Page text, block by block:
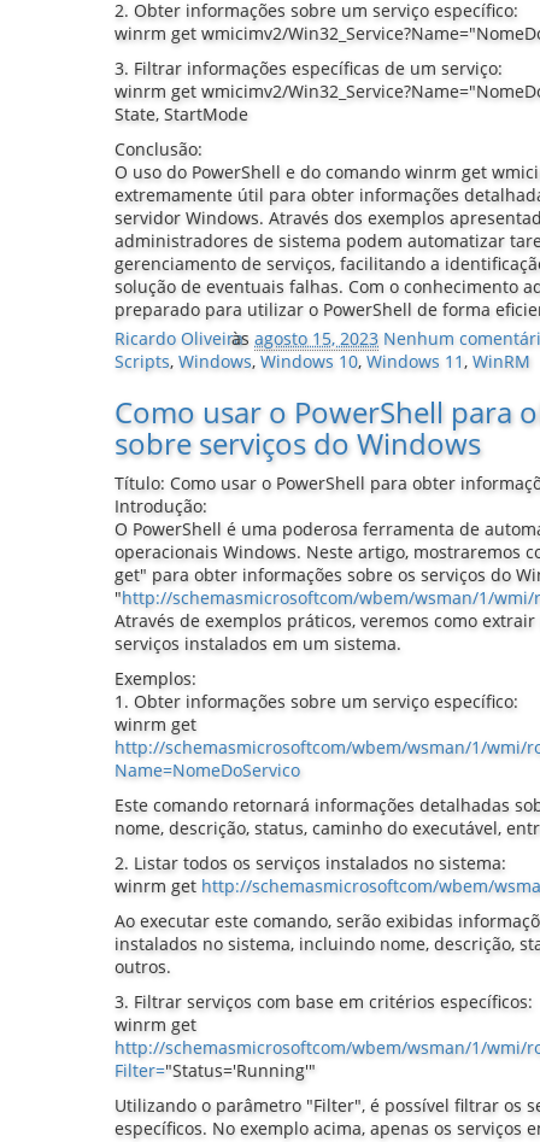
2. Obter informações sobre um serviço específico:
winrm get wmicimv2/
3. Filtrar informações específicas de um serviço:
winrm get wmicimv2/
State, StartMode
Conclusão:
O uso do PowerShell e do comando winrm get
extremamente útil para obter informações
servidor Windows. Através dos exemplos
administradores de sistema podem automatizar
gerenciamento de serviços, facilitando a
solução de eventuais falhas. Com o conhecimento
preparado para utilizar o PowerShell de forma
Ricardo Oliveira
às agosto 15, 2023 Nenhum
Scripts, Windows, Windows 10, Windows 11, WinRM
Como usar o PowerShell para
sobre serviços do Windows
Título: Como usar o PowerShell para obter
Introdução:
O PowerShell é uma poderosa ferramenta de
operacionais Windows. Neste artigo, mostraremos
get" para obter informações sobre os serviços do
"http://schemasmicrosoftcom/wbem/wsman/1/wmi/
Através de exemplos práticos, veremos como
serviços instalados em um sistema.
Exemplos:
1. Obter informações sobre um serviço específico:
winrm get
http://schemasmicrosoftcom/wbem/wsman/1/wmi/
Name=NomeDoServico
Este comando retornará informações detalhadas
nome, descrição, status, caminho do executável,
2. Listar todos os serviços instalados no sistema:
winrm get http://schemasmicrosoftcom/wbem/
Ao executar este comando, serão exibidas
instalados no sistema, incluindo nome, descrição,
outros.
3. Filtrar serviços com base em critérios específicos:
winrm get
http://schemasmicrosoftcom/wbem/wsman/1/wmi/
Filter="Status='Running'"
Utilizando o parâmetro "Filter", é possível filtrar os
específicos. No exemplo acima, apenas os serviços